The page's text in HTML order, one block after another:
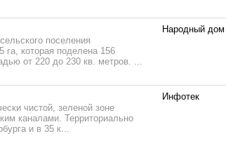
поселения
га, которая поделена 156
от 220 до 230 кв. метров. ...
Народный дом
чистой, зеленой зоне
каналами. Территориально
и в 35 к...
Инфотек